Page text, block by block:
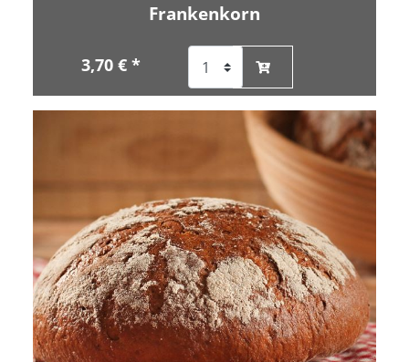
Frankenkorn
3,70 € *